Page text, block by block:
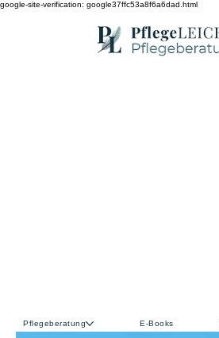
google-site-verification: google37ffc53a8f6a6dad.html
Pflegeberatung E-Books